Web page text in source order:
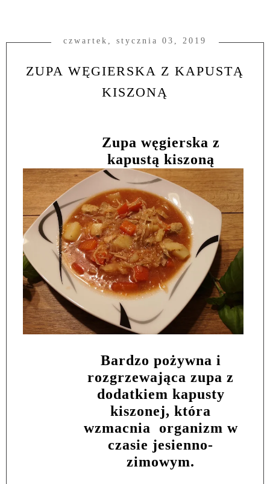
czwartek, stycznia 03, 2019
ZUPA WĘGIERSKA Z KAPUSTĄ
KISZONĄ
Zupa węgierska z
kapustą kiszoną
Bardzo pożywna i
rozgrzewająca zupa z
dodatkiem kapusty
kiszonej, która
wzmacnia
organizm w
czasie jesienno-
zimowym.